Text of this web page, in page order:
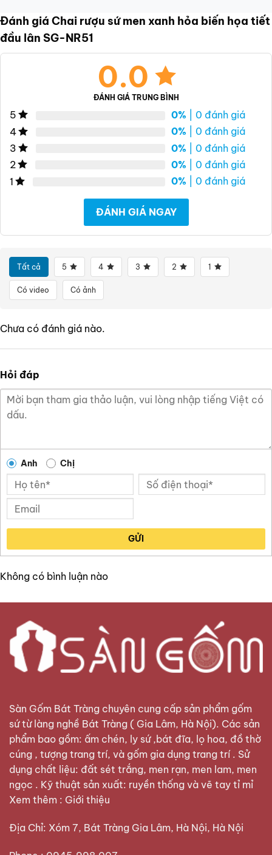
Đánh giá Chai rượu sứ men xanh hỏa biến họa tiết
đầu lân SG-NR51
0.0
ĐÁNH GIÁ TRUNG BÌNH
5 0% | 0 đánh giá
4
0% | 0 đánh giá
3
0% | 0 đánh giá
2
0% | 0 đánh giá
1
0% | 0 đánh giá
ĐÁNH GIÁ NGAY
Tất cả 5 4 3 2 1
Có video Có ảnh
Chưa có đánh giá nào.
Hỏi đáp
Anh Chị
GỬI
Không có bình luận nào
Sàn Gốm Bát Tràng chuyên cung cấp sản phẩm gốm
sứ từ làng nghề Bát Tràng ( Gia Lâm, Hà Nội). Các sản
phẩm bao gồm: ấm chén, ly sứ ,bát đĩa, lọ hoa, đồ thờ
cúng , tượng trang trí, và gốm gia dụng trang trí . Sử
dụng chất liệu: đất sét trắng, men rạn, men lam, men
ngọc . Kỹ thuật sản xuất: ruyền thống và vẽ tay tỉ mỉ
Xem thêm : Giới thiệu
Địa Chỉ: Xóm 7, Bát Tràng Gia Lâm, Hà Nội, Hà Nội